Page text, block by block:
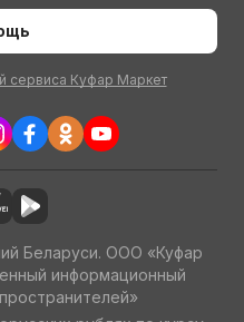
сервиса Куфар Маркет
Беларуси. ООО «Куфар
информационный